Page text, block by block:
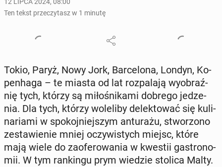
12 LIPCA 2024, 08:00
Ten tekst przeczytasz w 1 minutę
Tokio, Paryż, Nowy Jork, Bar­ce­lo­na, Londyn, Ko­
pen­ha­ga – te miasta od lat roz­pa­la­ją wy­obraź­
nię tych, którzy są mi­ło­śni­ka­mi dobrego je­dze­
nia. Dla tych, którzy wo­le­li­by de­lek­to­wać się ku­li­
na­ria­mi w spo­koj­niej­szym an­tu­ra­żu, stwo­rzo­no
ze­sta­wie­nie mniej oczy­wi­stych miejsc, które
mają wiele do za­ofe­ro­wa­nia w kwestii ga­stro­no­
mii. W tym ran­kin­gu prym wiedzie stolica Malty.